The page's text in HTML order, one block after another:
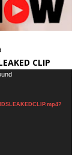
CLIP